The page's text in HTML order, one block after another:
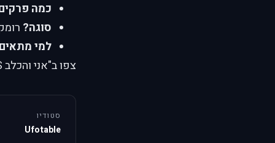
כמה
סוגה?
למי
צפו ב"אני והכלב SS" אונליין בעברית עם תרגום איכותי.
סטודיו
Ufotable